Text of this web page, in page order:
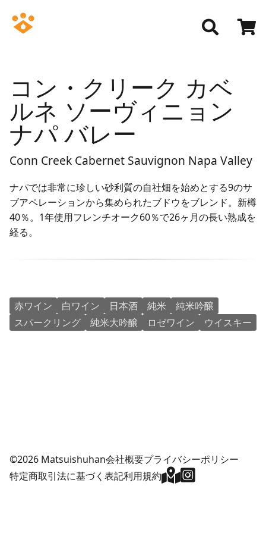
コン・クリーク カベ
ルネ ソーヴィニョン
ナパ バレー
Conn Creek Cabernet Sauvignon Napa Valley
ナパでは非常に珍しい砂利質の自社畑を始めとする9のサ
ブアペレーションから集められたブドウをブレンド。新樽
40％。1年使用フレンチオーク60％で26ヶ月の長い熟成を
経る。
赤ワイン 白ワイン 日本酒 純米
純米吟醸
スパークリング
純米大吟醸 ロゼワイン ウイスキー
©2026 Matsuishuhan会社概要プライバシーポリシー
特定商取引法に基づく表記利用規約